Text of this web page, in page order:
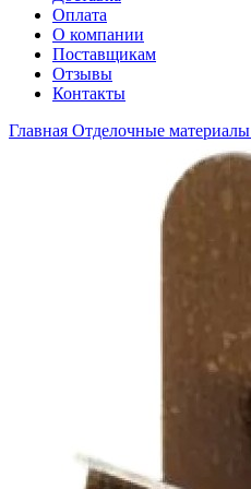
Оплата
О компании
Поставщикам
Отзывы
Контакты
Главная Отделочные материалы